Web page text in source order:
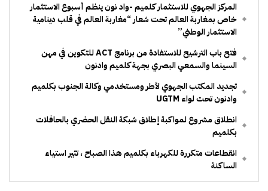
المركز الجهوي للاستثمار كلميم -واد نون ينظم أسبوع الاستثمار
خاص بمغاربة العالم تحت شعار “مغاربة العالم في قلب دينامية
الاستثمار الوطني”
فتح باب الترشيح للاستفادة من برنامج ACT للتكوين في مهن
السينما والسمعي البصري بجهة كلميم وادنون
تجديد المكتب الجهوي لأطر ومستخدمي وكالة الجنوب بكلميم
وادنون تحت لواء UGTM
انطلاق مشروع لمواكبة إطلاق شبكة النقل الحضري بالحافلات
بكلميم
انقطاعات متكررة للكهرباء بكلميم هذا الصباح ، تثير استياء
الساكنة